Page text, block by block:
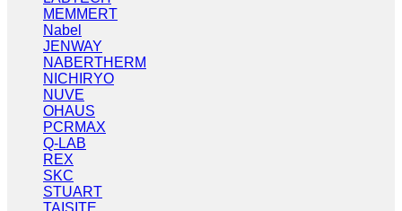
MEMMERT
Nabel
JENWAY
NABERTHERM
NICHIRYO
NUVE
OHAUS
PCRMAX
Q-LAB
REX
SKC
STUART
TAISITE